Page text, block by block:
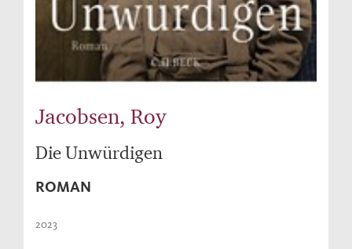
Jacobsen, Roy
Die Unwürdigen
ROMAN
2023